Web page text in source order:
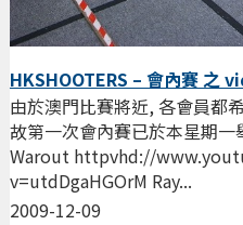
HKSHOOTERS – 會內賽 之
2009-12-09
由於澳門比賽將近, 各會員都
故第一次會內賽已於本星期
Warout httpvhd://
v=utdDgaHGOrM Ray...